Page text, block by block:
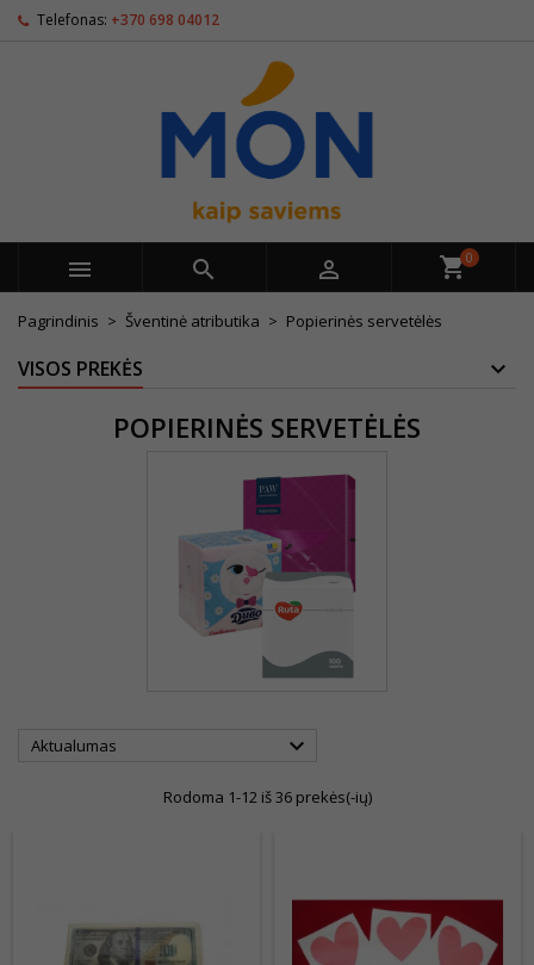
Telefonas: +370 698 04012
   0
Pagrindinis Šventinė atributika Popierinės servetėlės
VISOS PREKĖS
POPIERINĖS SERVETĖLĖS
Aktualumas 
Rodoma 1-12 iš 36 prekės(-ių)